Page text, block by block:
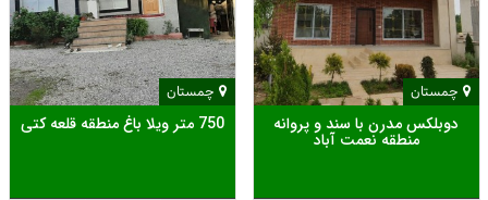
چمستان
دوبلکس مدرن با سند و پروانه
منطقه نعمت آباد
چمستان
750 متر ویلا باغ منطقه قلعه کتی